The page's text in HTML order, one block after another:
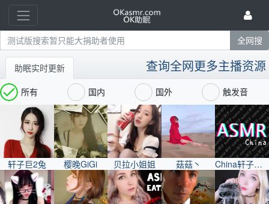
助眠实时更新 查询全网更多主播资源
所有 国内 国外 触发音
轩子巨2兔 樱晚GiGi 贝拉小姐姐 菇菇丶 China轩子巨2兔